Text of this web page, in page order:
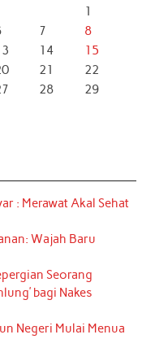
1
7
8
14
15
21
22
28
29
: Merawat Akal Sehat
Wajah Baru
Seorang
bagi Nakes
Negeri Mulai Menua